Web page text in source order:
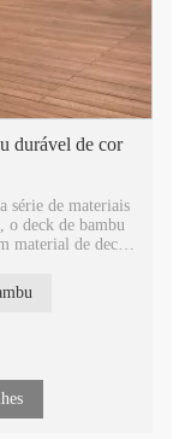
durável de cor
série de materiais
o deck de bambu
material de deck
quintais,
de ser
às suas